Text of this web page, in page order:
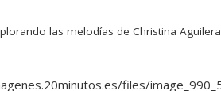
las melodías de Christina Aguilera